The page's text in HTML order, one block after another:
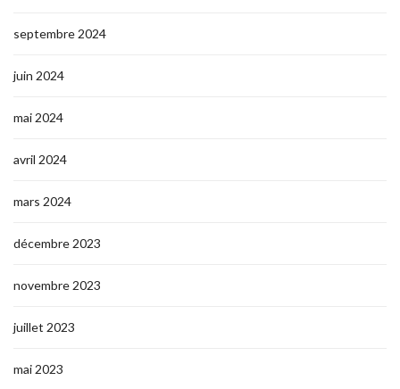
septembre 2024
juin 2024
mai 2024
avril 2024
mars 2024
décembre 2023
novembre 2023
juillet 2023
mai 2023